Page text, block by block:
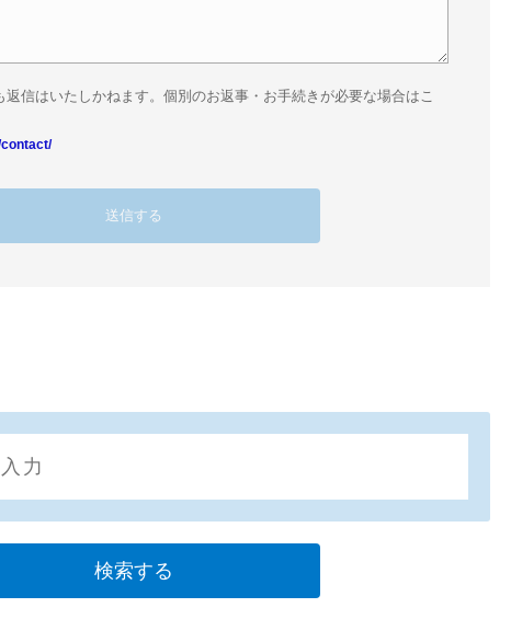
信はいたしかねます。個別のお返事・お手続きが必要な場合はこ